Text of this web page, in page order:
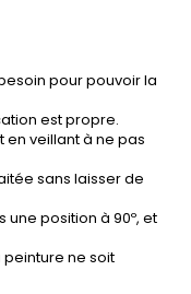
pour pouvoir la
est propre.
veillant à ne pas
sans laisser de
position à 90º, et
ne soit